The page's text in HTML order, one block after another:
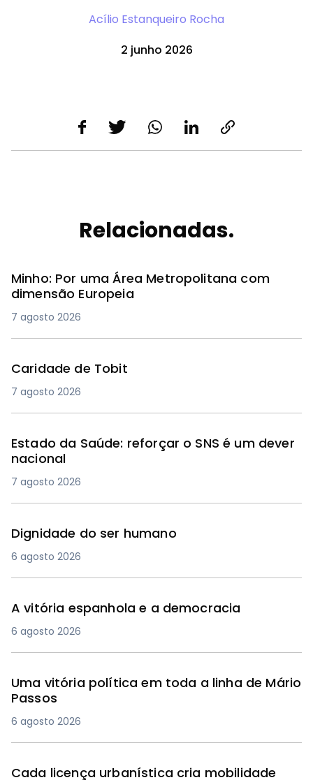
Acílio Estanqueiro Rocha
2 junho 2026
Relacionadas.
Minho: Por uma Área Metropolitana com
dimensão Europeia
7 agosto 2026
Caridade de Tobit
7 agosto 2026
Estado da Saúde: reforçar o SNS é um dever
nacional
7 agosto 2026
Dignidade do ser humano
6 agosto 2026
A vitória espanhola e a democracia
6 agosto 2026
Uma vitória política em toda a linha de Mário
Passos
6 agosto 2026
Cada licença urbanística cria mobilidade